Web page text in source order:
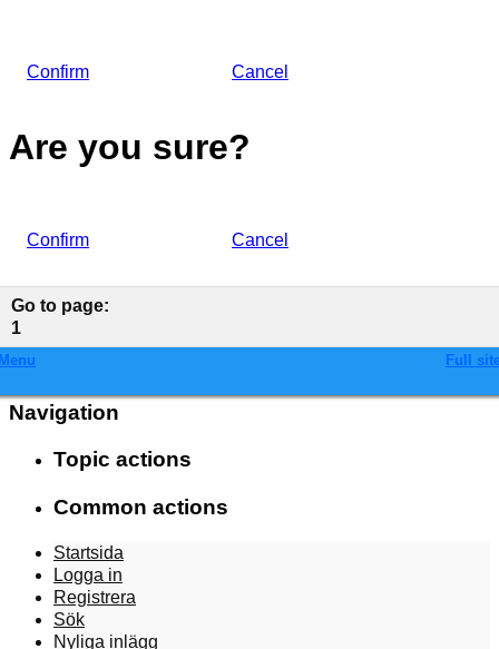
Confirm Cancel
Are you sure?
Confirm Cancel
Go to page:
1
Full
Navigation
Topic actions
Common actions
Startsida
Logga in
Registrera
Sök
Nyliga inlägg